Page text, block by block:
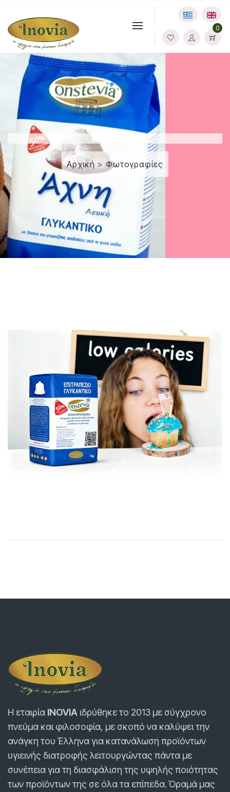
0
Αρχική > Φωτογραφίες
Η εταιρία INOVIA ιδρύθηκε τo 2013 με σύγχρονο
πνεύμα και φιλοσοφία, με σκοπό να καλύψει την
ανάγκη του Έλληνα για κατανάλωση προϊόντων
υγιεινής διατροφής λειτουργώντας πάντα με
συνέπεια για τη διασφάλιση της υψηλής ποιότητας
των προϊόντων της σε όλα τα επίπεδα. Όραμά μας